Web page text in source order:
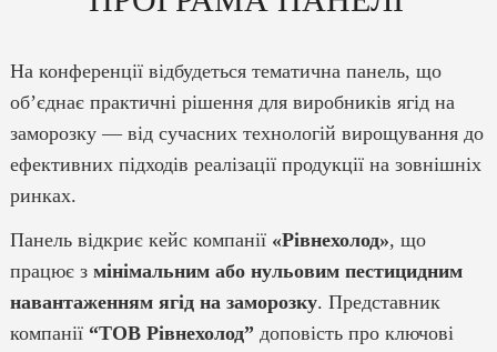
На конференції відбудеться тематична панель, що
об’єднає практичні рішення для виробників ягід на
заморозку — від сучасних технологій вирощування до
ефективних підходів реалізації продукції на зовнішніх
ринках.
Панель відкриє кейс компанії «Рівнехолод», що
працює з мінімальним або нульовим пестицидним
навантаженням ягід на заморозку. Представник
компанії“ТОВ Рівнехолод” доповість про ключові